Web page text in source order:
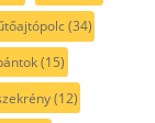
(34)
(15)
(12)